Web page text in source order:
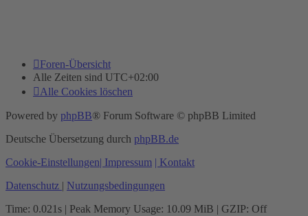
Foren-Übersicht
Alle Zeiten sind UTC+02:00
Alle Cookies löschen
Powered by phpBB® Forum Software © phpBB Limited
Deutsche Übersetzung durch phpBB.de
Cookie-Einstellungen| Impressum | Kontakt
Datenschutz | Nutzungsbedingungen
Time: 0.021s | Peak Memory Usage: 10.09 MiB | GZIP: Off